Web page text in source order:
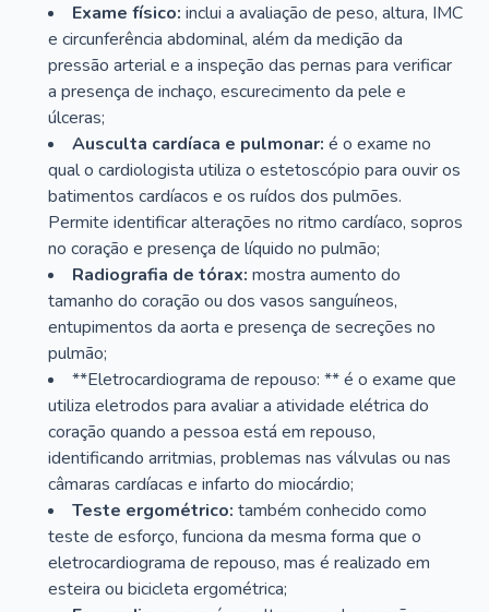
Exame físico: inclui a avaliação de peso, altura, IMC
e circunferência abdominal, além da medição da
pressão arterial e a inspeção das pernas para verificar
a presença de inchaço, escurecimento da pele e
úlceras;
Ausculta cardíaca e pulmonar: é o exame no
qual o cardiologista utiliza o estetoscópio para ouvir os
batimentos cardíacos e os ruídos dos pulmões.
Permite identificar alterações no ritmo cardíaco, sopros
no coração e presença de líquido no pulmão;
Radiografia de tórax: mostra aumento do
tamanho do coração ou dos vasos sanguíneos,
entupimentos da aorta e presença de secreções no
pulmão;
**Eletrocardiograma de repouso: ** é o exame que
utiliza eletrodos para avaliar a atividade elétrica do
coração quando a pessoa está em repouso,
identificando arritmias, problemas nas válvulas ou nas
câmaras cardíacas e infarto do miocárdio;
Teste ergométrico: também conhecido como
teste de esforço, funciona da mesma forma que o
eletrocardiograma de repouso, mas é realizado em
esteira ou bicicleta ergométrica;